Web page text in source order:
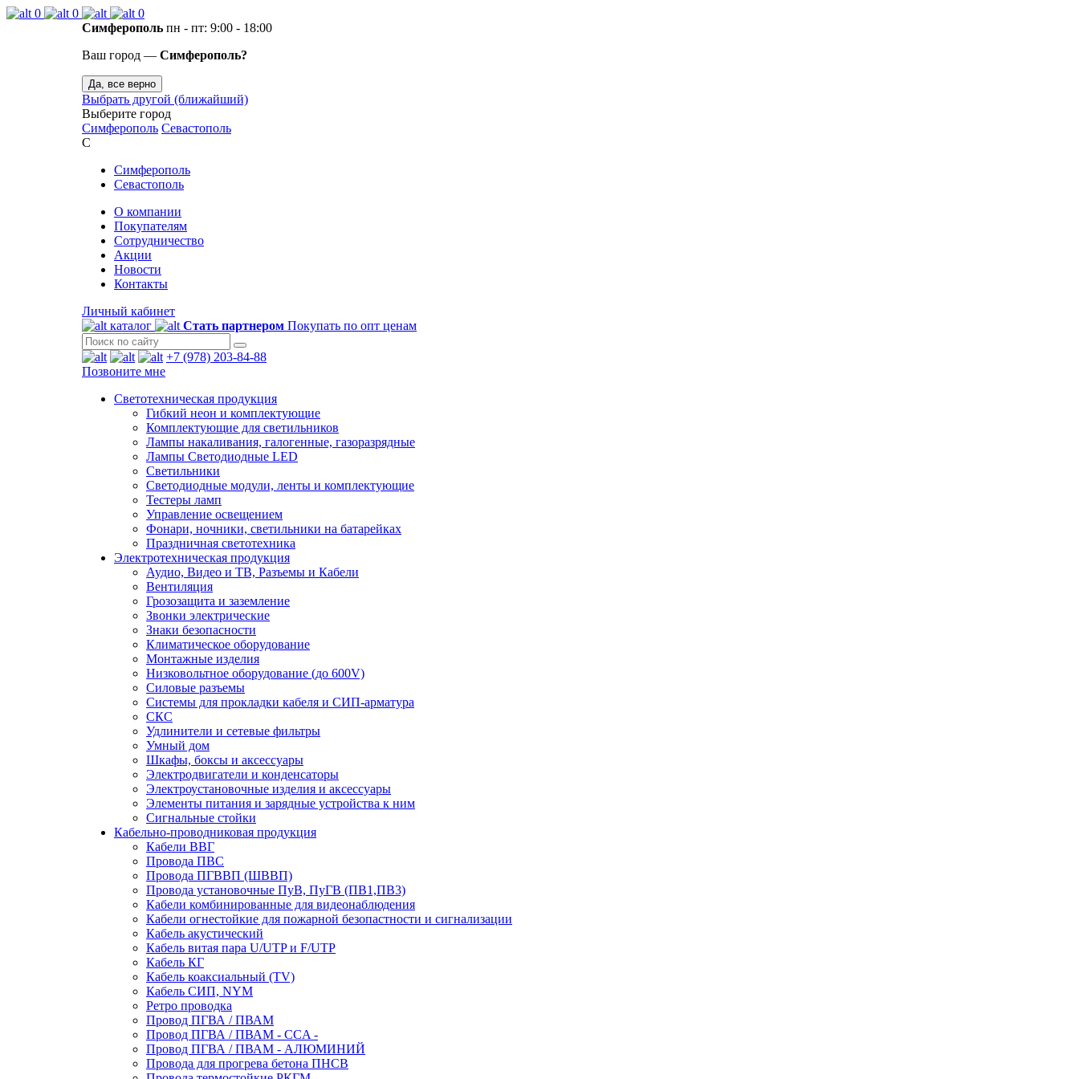
0 0
0
Симферополь пн - пт: 9:00 - 18:00
Ваш город — Симферополь?
Да, все верно
Выбрать другой (ближайший)
Выберите город
Симферополь Севастополь
С
Симферополь
Севастополь
О компании
Покупателям
Сотрудничество
Акции
Новости
Контакты
Личный кабинет
каталог
Стать партнером Покупать по опт ценам
+7 (978) 203-84-88
Позвоните мне
Светотехническая продукция
Гибкий неон и комплектующие
Комплектующие для светильников
Лампы накаливания, галогенные, газоразрядные
Лампы Светодиодные LED
Светильники
Светодиодные модули, ленты и комплектующие
Тестеры ламп
Управление освещением
Фонари, ночники, светильники на батарейках
Праздничная светотехника
Электротехническая продукция
Аудио, Видео и ТВ, Разъемы и Кабели
Вентиляция
Грозозащита и заземление
Звонки электрические
Знаки безопасности
Климатическое оборудование
Монтажные изделия
Низковольтное оборудование (до 600V)
Силовые разъемы
Системы для прокладки кабеля и СИП-арматура
СКС
Удлинители и сетевые фильтры
Умный дом
Шкафы, боксы и аксессуары
Электродвигатели и конденсаторы
Электроустановочные изделия и аксессуары
Элементы питания и зарядные устройства к ним
Сигнальные стойки
Кабельно-проводниковая продукция
Кабели ВВГ
Провода ПВС
Провода ПГВВП (ШВВП)
Провода установочные ПуВ, ПуГВ (ПВ1,ПВ3)
Кабели комбинированные для видеонаблюдения
Кабели огнестойкие для пожарной безопастности и сигнализации
Кабель акустический
Кабель витая пара U/UTP и F/UTP
Кабель КГ
Кабель коаксиальный (TV)
Кабель СИП, NYM
Ретро проводка
Провод ПГВА / ПВАМ
Провод ПГВА / ПВАМ - CCA -
Провод ПГВА / ПВАМ - АЛЮМИНИЙ
Провода для прогрева бетона ПНСВ